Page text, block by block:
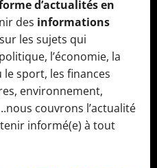
d’actualités en
des informations
sur les sujets qui
l’économie, la
sport, les finances
environnement,
couvrons l’actualité
informé(e) à tout